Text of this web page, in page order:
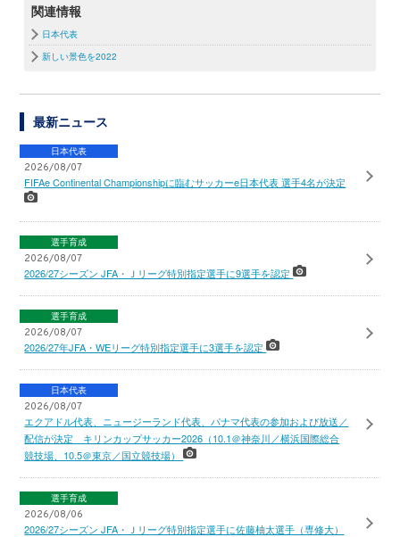
関連情報
日本代表
新しい景色を2022
最新ニュース
日本代表
2026/08/07
FIFAe Continental Championshipに臨むサッカーe日本代表 選手4名が決定
選手育成
2026/08/07
2026/27シーズン JFA・Ｊリーグ特別指定選手に9選手を認定
選手育成
2026/08/07
2026/27年JFA・WEリーグ特別指定選手に3選手を認定
日本代表
2026/08/07
エクアドル代表、ニュージーランド代表、パナマ代表の参加および放送／
配信が決定 キリンカップサッカー2026（10.1＠神奈川／横浜国際総合
競技場、10.5＠東京／国立競技場）
選手育成
2026/08/06
2026/27シーズン JFA・Ｊリーグ特別指定選手に佐藤柚太選手（専修大）